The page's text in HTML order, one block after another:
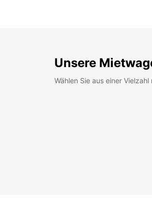
Unsere
Wählen Sie aus einer